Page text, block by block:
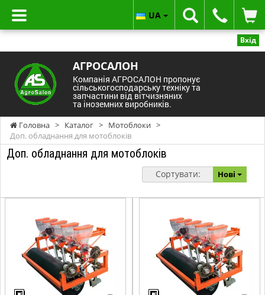
Вхід
АГРОСАЛОН
Компанія АГРОСАЛОН пропонує
сільськогосподарську техніку та
запчастини від вітчизняних
та іноземних виробників.
UA
Головна > Каталог > Мотоблоки >
Доп. обладнання для мотоблоків
Доп. обладнання для мотоблоків
Сортувати: Нові